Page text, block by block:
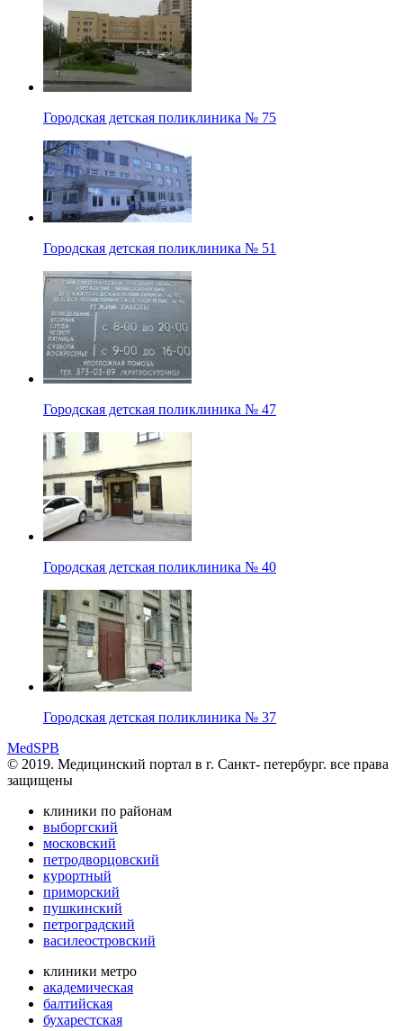
Городская детская поликлиника № 75
Городская детская поликлиника № 51
Городская детская поликлиника № 47
Городская детская поликлиника № 40
Городская детская поликлиника № 37
MedSPB
© 2019. Медицинский портал в г. Санкт- петербург. все права
защищены
клиники по районам
выборгский
московский
петродворцовский
курортный
приморский
пушкинский
петроградский
василеостровский
клиники метро
академическая
балтийская
бухарестская